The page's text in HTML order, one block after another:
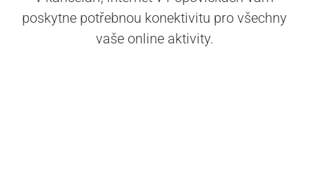
poskytne potřebnou konektivitu pro všechny
vaše online aktivity.